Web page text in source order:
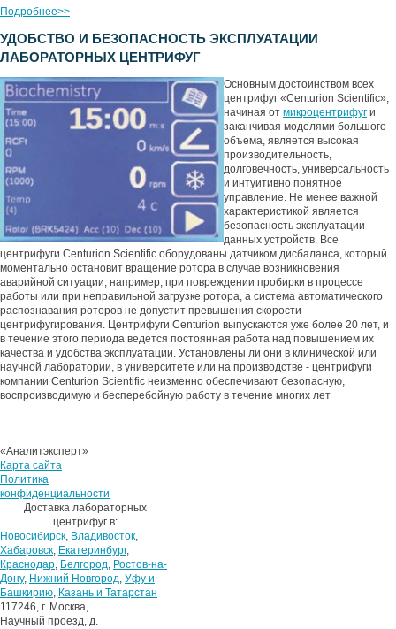
Подробнее>>
УДОБСТВО И БЕЗОПАСНОСТЬ ЭКСПЛУАТАЦИИ
ЛАБОРАТОРНЫХ ЦЕНТРИФУГ
Основным достоинством всех
центрифуг «Centurion Scientific»,
начиная от микроцентрифуг и
заканчивая моделями большого
объема, является высокая
производительность,
долговечность, универсальность
и интуитивно понятное
управление. Не менее важной
характеристикой является
безопасность эксплуатации
данных устройств. Все
центрифуги Centurion Scientific оборудованы датчиком дисбаланса, который
моментально остановит вращение ротора в случае возникновения
аварийной ситуации, например, при повреждении пробирки в процессе
работы или при неправильной загрузке ротора, а система автоматического
распознавания роторов не допустит превышения скорости
центрифугирования. Центрифуги Centurion выпускаются уже более 20 лет, и
в течение этого периода ведется постоянная работа над повышением их
качества и удобства эксплуатации. Установлены ли они в клинической или
научной лаборатории, в университете или на производстве - центрифуги
компании Centurion Scientific неизменно обеспечивают безопасную,
воспроизводимую и бесперебойную работу в течение многих лет
«Аналитэксперт»
Карта сайта
Политика
конфиденциальности
Доставка лабораторных
центрифуг в:
Новосибирск, Владивосток,
Хабаровск, Екатеринбург,
Краснодар, Белгород, Ростов-на-
Дону, Нижний Новгород, Уфу и
Башкирию, Казань и Татарстан
117246, г. Москва,
Научный проезд, д.